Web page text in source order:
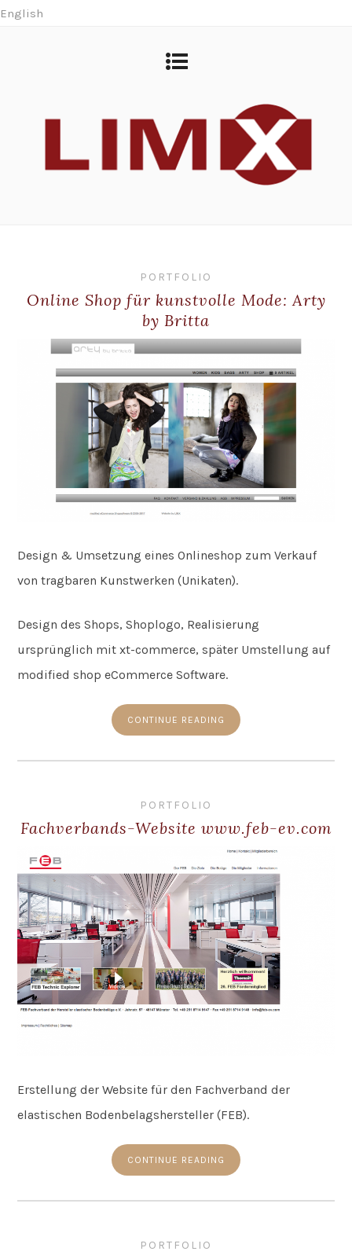
English
PORTFOLIO
Online Shop für kunstvolle Mode: Arty
by Britta
Design & Umsetzung eines Onlineshop zum Verkauf
von tragbaren Kunstwerken (Unikaten).
Design des Shops, Shoplogo, Realisierung
ursprünglich mit xt-commerce, später Umstellung auf
modified shop eCommerce Software.
CONTINUE READING
PORTFOLIO
Fachverbands-Website www.feb-ev.com
Erstellung der Website für den Fachverband der
elastischen Bodenbelagshersteller (FEB).
CONTINUE READING
PORTFOLIO